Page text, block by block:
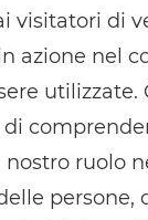
visitatori di
azione nel
utilizzate.
di
ruolo
persone,